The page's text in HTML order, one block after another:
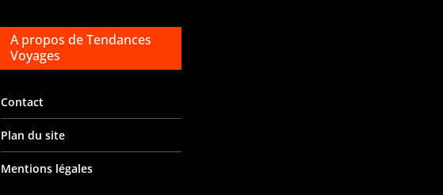
A propos de Tendances
Voyages
Contact
Plan du site
Mentions légales